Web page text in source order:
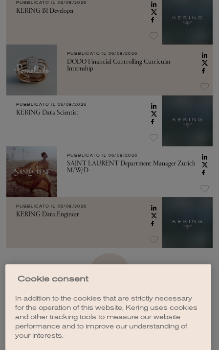
PUBBLICATO IL 06/08/2026
KERING BI Developer
PUBBLICATO IL 06/08/2026
DODO Financial Controlling Curricular
Internship
PUBBLICATO IL 06/08/2026
KERING Data Scientist
PUBBLICATO IL 06/08/2026
SAINT LAURENT Department Manager Zurich
M/W/D
PUBBLICATO IL 06/08/2026
KERING Data Engineer
Cookie consent
In addition to the cookies that are strictly necessary
for the operation of this website, Kering uses cookies
and other tracking tools to measure our website
performance and to improve our understanding of
your interests.